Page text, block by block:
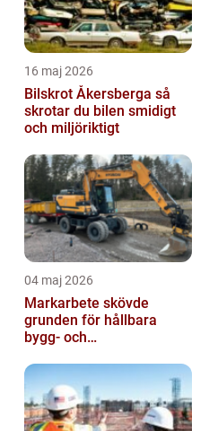
16 maj 2026
Bilskrot Åkersberga så
skrotar du bilen smidigt
och miljöriktigt
04 maj 2026
Markarbete skövde
grunden för hållbara
bygg- och